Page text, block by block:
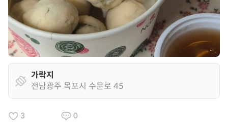
가락지
전남광주 목포시 수문로 45
3 0